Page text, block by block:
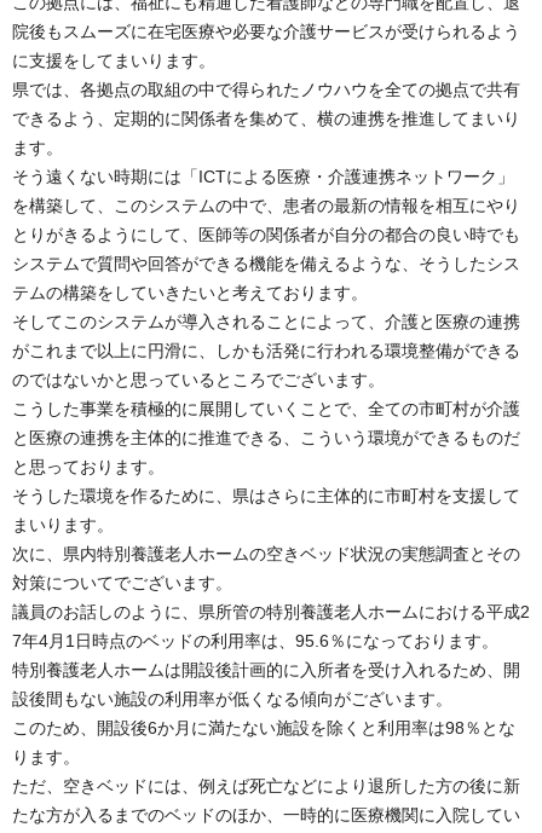
院後もスムーズに在宅医療や必要な介護サービスが受けられるよう
に支援をしてまいります。
県では、各拠点の取組の中で得られたノウハウを全ての拠点で共有
できるよう、定期的に関係者を集めて、横の連携を推進してまいり
ます。
そう遠くない時期には「ICTによる医療・介護連携ネットワーク」
を構築して、このシステムの中で、患者の最新の情報を相互にやり
とりがきるようにして、医師等の関係者が自分の都合の良い時でも
システムで質問や回答ができる機能を備えるような、そうしたシス
テムの構築をしていきたいと考えております。
そしてこのシステムが導入されることによって、介護と医療の連携
がこれまで以上に円滑に、しかも活発に行われる環境整備ができる
のではないかと思っているところでございます。
こうした事業を積極的に展開していくことで、全ての市町村が介護
と医療の連携を主体的に推進できる、こういう環境ができるものだ
と思っております。
そうした環境を作るために、県はさらに主体的に市町村を支援して
まいります。
次に、県内特別養護老人ホームの空きベッド状況の実態調査とその
対策についてでございます。
議員のお話しのように、県所管の特別養護老人ホームにおける平成2
7年4月1日時点のベッドの利用率は、95.6％になっております。
特別養護老人ホームは開設後計画的に入所者を受け入れるため、開
設後間もない施設の利用率が低くなる傾向がございます。
このため、開設後6か月に満たない施設を除くと利用率は98％とな
ります。
ただ、空きベッドには、例えば死亡などにより退所した方の後に新
たな方が入るまでのベッドのほか、一時的に医療機関に入院してい